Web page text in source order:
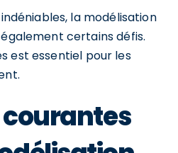
la modélisation
certains défis.
est essentiel pour les